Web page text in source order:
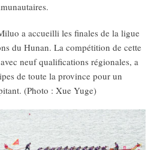
a accueilli les finales de la ligue
du Hunan. La compétition de cette
neuf qualifications régionales, a
de toute la province pour un
(Photo : Xue Yuge)